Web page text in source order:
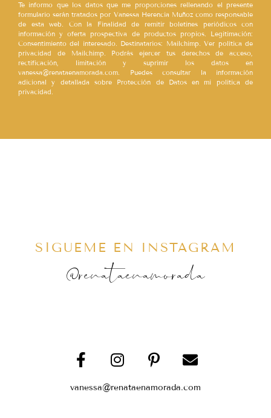
Te informo que los datos que me proporciones rellenando el presente
formulario serán tratados por Vanessa Herencia Muñoz como responsable
de esta web. Con la Finalidad de remitir boletines periódicos con
información y oferta prospectiva de productos propios. Legitimación:
Consentimiento del interesado. Destinatarios: Mailchimp. Ver política de
privacidad de Mailchimp. Podrás ejercer tus derechos de acceso,
rectificación, limitación y suprimir los datos en
vanessa@renataenamorada.com. Puedes consultar la información
adicional y detallada sobre Protección de Datos en mi política de
privacidad.
SÍGUEME EN INSTAGRAM
@renataenamorada
vanessa@renataenamorada.com